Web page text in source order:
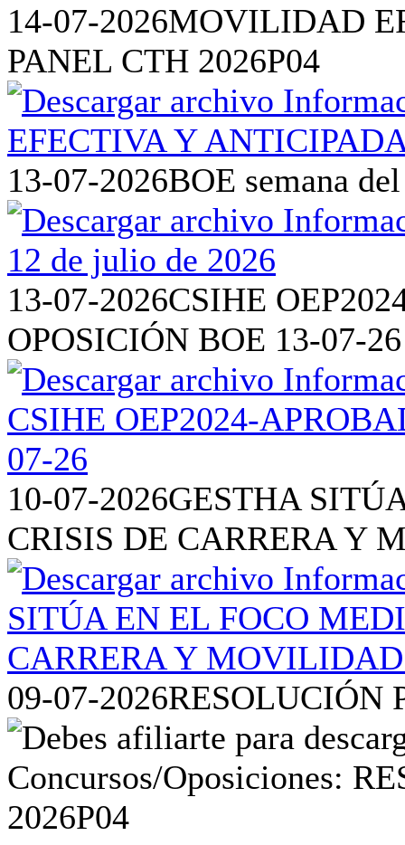
14-07-2026MOVILIDAD
PANEL CTH 2026P04
13-07-2026BOE semana
13-07-2026CSIHE
OPOSICIÓN BOE 13-07-26
10-07-2026GESTHA
CRISIS DE CARRERA Y
09-07-2026RESOLUCIÓN